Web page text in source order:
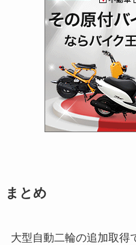
まとめ
大型自動二輪の追加取得